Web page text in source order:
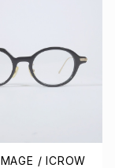
/ ICROW